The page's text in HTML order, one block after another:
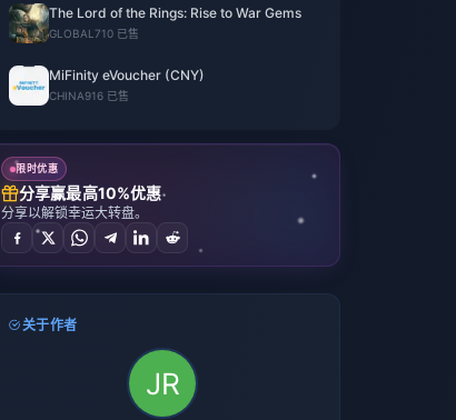
The Lord of the Rings: Rise to War Gems
GLOBAL 710 已售
MiFinity eVoucher (CNY)
CHINA916 已售
限时优惠
分享赢最高10%优惠
分享以解锁幸运大转盘。
关于作者